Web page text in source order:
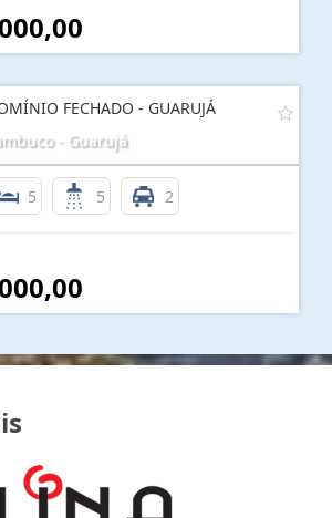
FECHADO - GUARUJÁ
- Guarujá
5 5 2